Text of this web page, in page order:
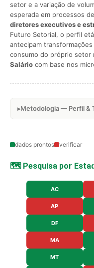
setor e a variação de
esperada em processos
diretores executivos e
Futuro Setorial, o perfil
antecipam
consumo do próprio setor
Salário com base nos
Metodologia — Perfil &
dados prontos verificar
🗺️ Pesquisa por
AC
AP
DF
MA
MT